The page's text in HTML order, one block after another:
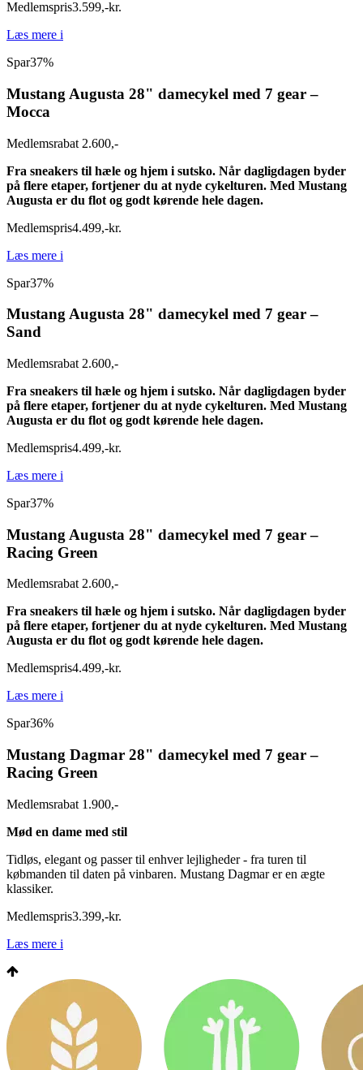
Medlemspris3.599,-kr.
Læs mere i
Spar37%
Mustang Augusta 28" damecykel med 7 gear –
Mocca
Medlemsrabat 2.600,-
Fra sneakers til hæle og hjem i sutsko. Når dagligdagen byder
på flere etaper, fortjener du at nyde cykelturen. Med Mustang
Augusta er du flot og godt kørende hele dagen.
Medlemspris4.499,-kr.
Læs mere i
Spar37%
Mustang Augusta 28" damecykel med 7 gear –
Sand
Medlemsrabat 2.600,-
Fra sneakers til hæle og hjem i sutsko. Når dagligdagen byder
på flere etaper, fortjener du at nyde cykelturen. Med Mustang
Augusta er du flot og godt kørende hele dagen.
Medlemspris4.499,-kr.
Læs mere i
Spar37%
Mustang Augusta 28" damecykel med 7 gear –
Racing Green
Medlemsrabat 2.600,-
Fra sneakers til hæle og hjem i sutsko. Når dagligdagen byder
på flere etaper, fortjener du at nyde cykelturen. Med Mustang
Augusta er du flot og godt kørende hele dagen.
Medlemspris4.499,-kr.
Læs mere i
Spar36%
Mustang Dagmar 28" damecykel med 7 gear –
Racing Green
Medlemsrabat 1.900,-
Mød en dame med stil
Tidløs, elegant og passer til enhver lejligheder - fra turen til
købmanden til daten på vinbaren. Mustang Dagmar er en ægte
klassiker.
Medlemspris3.399,-kr.
Læs mere i